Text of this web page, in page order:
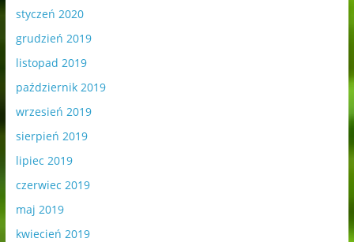
styczeń 2020
grudzień 2019
listopad 2019
październik 2019
wrzesień 2019
sierpień 2019
lipiec 2019
czerwiec 2019
maj 2019
kwiecień 2019